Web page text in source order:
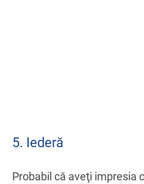
5. Iederă
Probabil că aveţi impresia